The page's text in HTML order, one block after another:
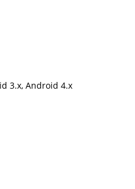
3.x, Android 4.x